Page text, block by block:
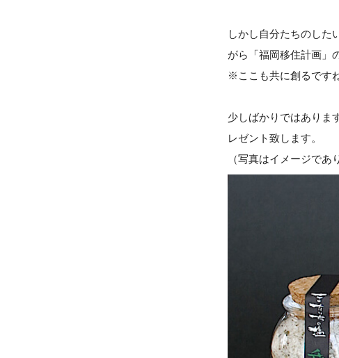
しかし自分たちのした
がら「福岡移住計画」
※ここも共に創るですね
少しばかりではありま
レゼント致します。
（写真はイメージであ